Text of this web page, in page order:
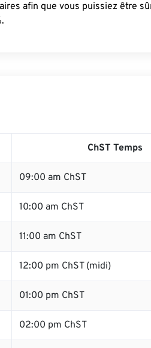
afin que vous puissiez être
ChST Temps
09:00 am ChST
10:00 am ChST
11:00 am ChST
12:00 pm ChST (midi)
01:00 pm ChST
02:00 pm ChST